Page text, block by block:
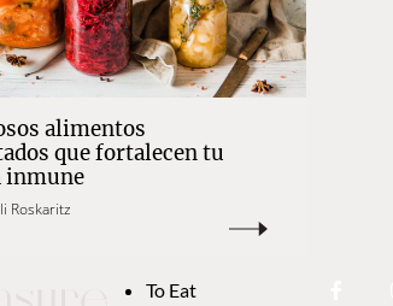
alimentos
que fortalecen tu
inmune
Roskaritz
To Eat